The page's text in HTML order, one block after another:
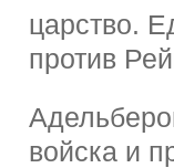
царство.
против
войска и